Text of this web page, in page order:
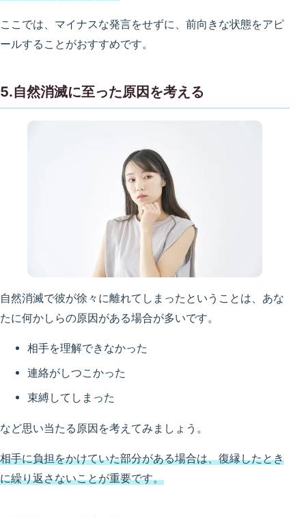
ここでは、マイナスな発言をせずに、前向きな状態をアピ
ールすることがおすすめです。
5.自然消滅に至った原因を考える
自然消滅で彼が徐々に離れてしまったということは、あな
たに何かしらの原因がある場合が多いです。
相手を理解できなかった
連絡がしつこかった
束縛してしまった
など思い当たる原因を考えてみましょう。
相手に負担をかけていた部分がある場合は、復縁したとき
に繰り返さないことが重要です。